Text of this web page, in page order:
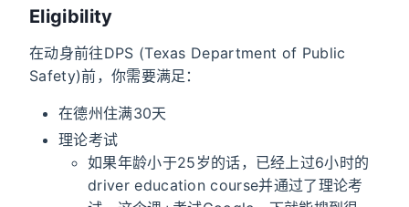
Eligibility
在动身前往DPS (Texas Department of Public
Safety)前，你需要满足：
在德州住满30天
理论考试
如果年龄小于25岁的话，已经上过6小时的
driver education course并通过了理论考